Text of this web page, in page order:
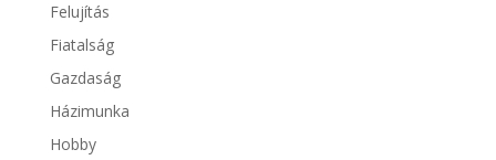
Felujítás
Fiatalság
Gazdaság
Házimunka
Hobby